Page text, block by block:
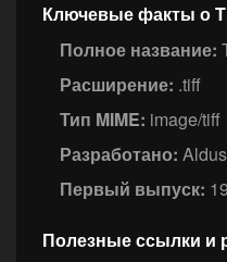
Ключевые факты о
Полное название:
Расширение: .tiff
Тип MIME: image/tiff
Разработано:
Первый выпуск:
Полезные ссылки и